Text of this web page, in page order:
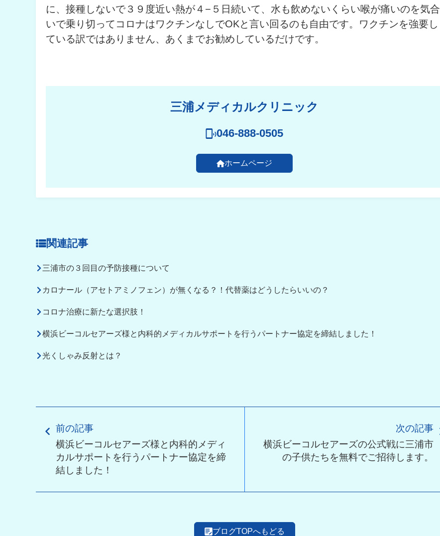
に、接種しないで３９度近い熱が４−５日続いて、水も飲めないくらい喉が痛いのを気合
いで乗り切ってコロナはワクチンなしでOKと言い回るのも自由です。ワクチンを強要し
ている訳ではありません、あくまでお勧めしているだけです。
三浦メディカルクリニック
046-888-0505
ホームページ
関連記事
三浦市の３回目の予防接種について
カロナール（アセトアミノフェン）が無くなる？！代替薬はどうしたらいいの？
コロナ治療に新たな選択肢！
横浜ビーコルセアーズ様と内科的メディカルサポートを行うパートナー協定を締結しました！
光くしゃみ反射とは？
前の記事
横浜ビーコルセアーズ様と内科的メディ
カルサポートを行うパートナー協定を締
結しました！
次の記事
横浜ビーコルセアーズの公式戦に三浦市
の子供たちを無料でご招待します。
ブログTOPへもどる